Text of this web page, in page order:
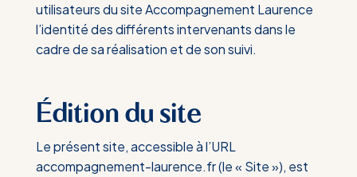
utilisateurs du site Accompagnement Laurence
l’identité des différents intervenants dans le
cadre de sa réalisation et de son suivi.
Édition du site
Le présent site, accessible à l’URL
accompagnement-laurence.fr (le « Site »), est